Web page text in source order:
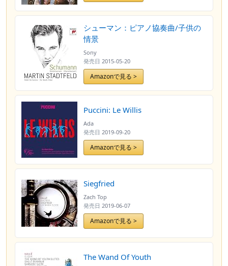
シューマン：ピアノ協奏曲/子供の
情景
Sony
発売日 2015-05-20
Amazonで見る >
Puccini: Le Willis
Ada
発売日 2019-09-20
Amazonで見る >
Siegfried
Zach Top
発売日 2019-06-07
Amazonで見る >
The Wand Of Youth